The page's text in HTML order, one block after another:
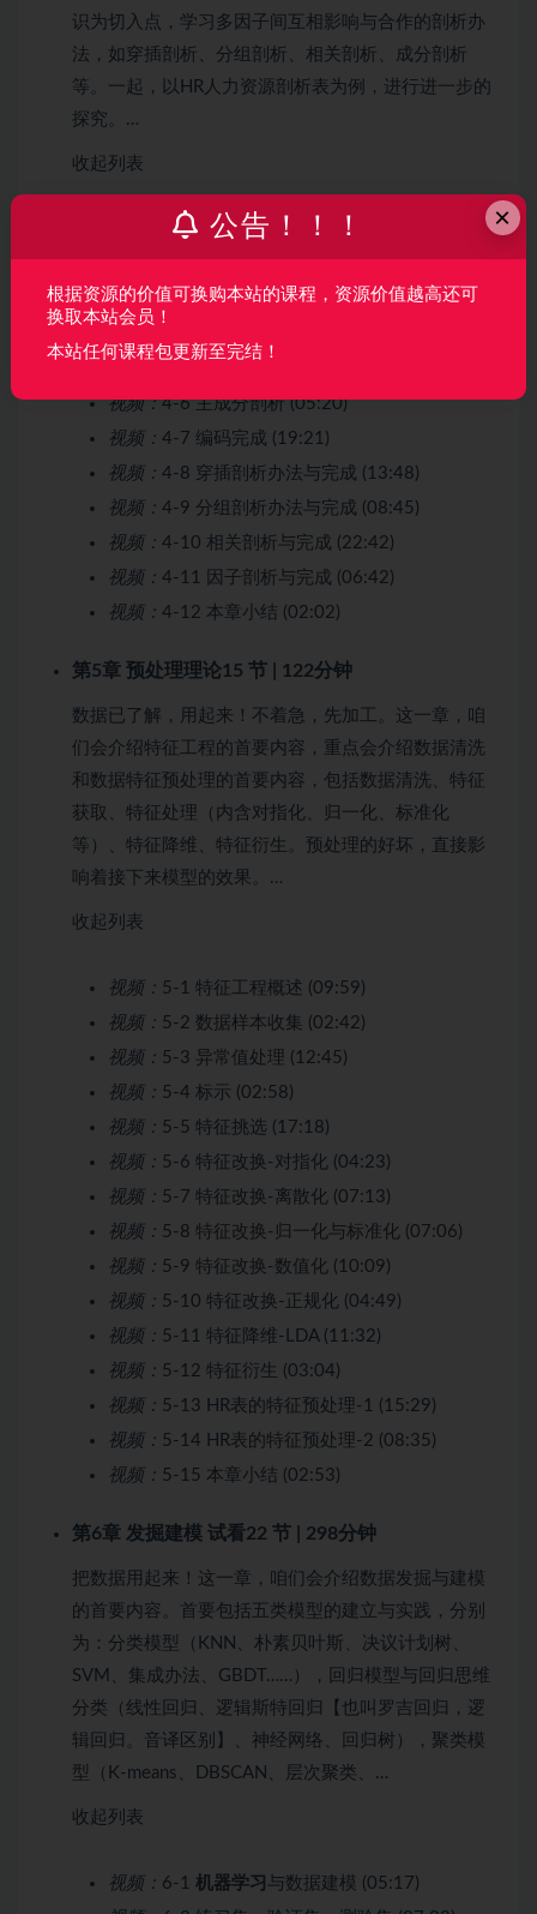
识为切入点，学习多因子间互相影响与合作的剖析办
法，如穿插剖析、分组剖析、相关剖析、成分剖析
等。一起，以HR人力资源剖析表为例，进行进一步的
探究。…
收起列表
4-1 假设查验 (08:05)
视频：4-2 卡方查验 (02:21)
视频：4-3 方差查验 (03:43)
视频：4-6 主成分剖析 (05:20)
视频： 4-7 编码完成 (19:21)
视频： 4-8 穿插剖析办法与完成 (13:48)
视频： 4-9 分组剖析办法与完成 (08:45)
视频： 4-10 相关剖析与完成 (22:42)
视频： 4-11 因子剖析与完成 (06:42)
视频： 4-12 本章小结 (02:02)
第5章 预处理理论15 节 | 122分钟
数据已了解，用起来！不着急，先加工。这一章，咱
们会介绍特征工程的首要内容，重点会介绍数据清洗
和数据特征预处理的首要内容，包括数据清洗、特征
获取、特征处理（内含对指化、归一化、标准化
等）、特征降维、特征衍生。预处理的好坏，直接影
响着接下来模型的效果。…
收起列表
视频： 5-1 特征工程概述 (09:59)
视频： 5-2 数据样本收集 (02:42)
视频： 5-3 异常值处理 (12:45)
视频： 5-4 标示 (02:58)
视频： 5-5 特征挑选 (17:18)
视频： 5-6 特征改换-对指化 (04:23)
视频： 5-7 特征改换-离散化 (07:13)
视频： 5-8 特征改换-归一化与标准化 (07:06)
视频： 5-9 特征改换-数值化 (10:09)
视频： 5-10 特征改换-正规化 (04:49)
视频： 5-11 特征降维-LDA (11:32)
视频： 5-12 特征衍生 (03:04)
视频： 5-13 HR表的特征预处理-1 (15:29)
视频： 5-14 HR表的特征预处理-2 (08:35)
视频： 5-15 本章小结 (02:53)
第6章 发掘建模 试看22 节 | 298分钟
把数据用起来！这一章，咱们会介绍数据发掘与建模
的首要内容。首要包括五类模型的建立与实践，分别
为：分类模型（KNN、朴素贝叶斯、决议计划树、
SVM、集成办法、GBDT……），回归模型与回归思维
分类（线性回归、逻辑斯特回归【也叫罗吉回归，逻
辑回归。音译区别】、神经网络、回归树），聚类模
型（K-means、DBSCAN、层次聚类、…
收起列表
视频： 6-1 机器学习 与数据建模 (05:17)
×
公告！！！
根据资源的价值可换购本站的课程，资源价值越高还可
换取本站会员！
本站任何课程包更新至完结！